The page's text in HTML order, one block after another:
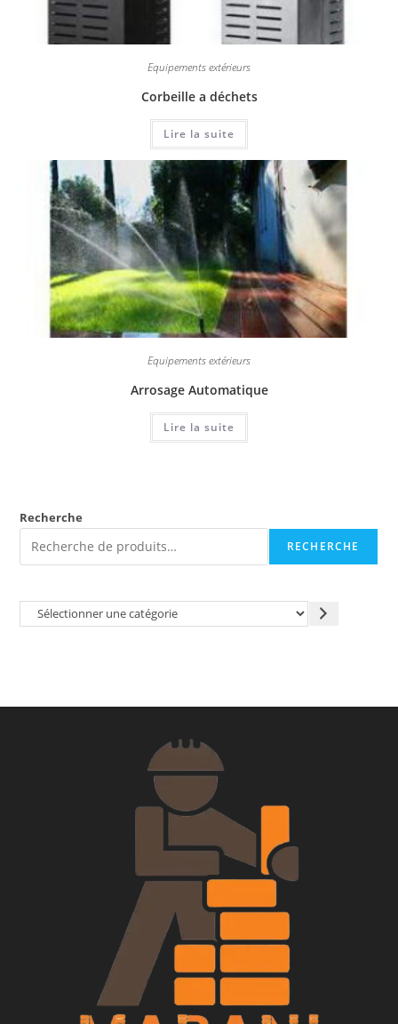
Equipements extérieurs
Corbeille a déchets
Lire la suite
Equipements extérieurs
Arrosage Automatique
Lire la suite
Recherche
RECHERCHE